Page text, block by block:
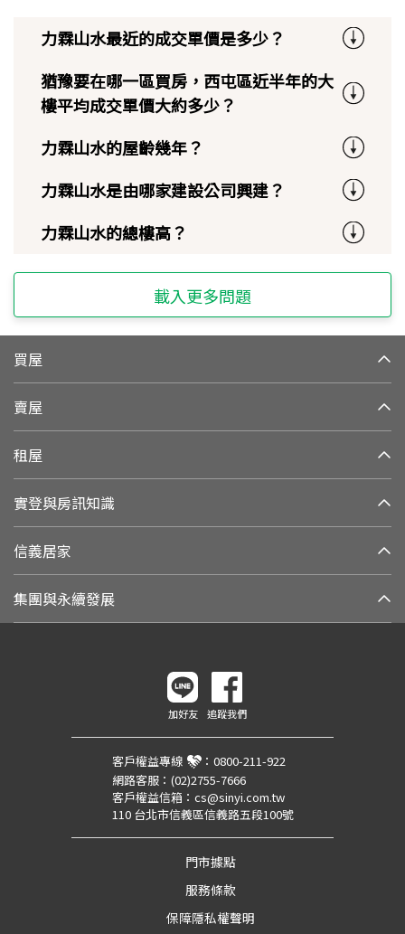
力霖山水最近的成交單價是多少？
猶豫要在哪一區買房，西屯區近半年的大
樓平均成交單價大約多少？
力霖山水的屋齡幾年？
力霖山水是由哪家建設公司興建？
力霖山水的總樓高？
載入更多問題
買屋
賣屋
租屋
實登與房訊知識
信義居家
集團與永續發展
加好友 追蹤我們
客戶權益專線 ： 0800-211-922
網路客服： (02)2755-7666
客戶權益信箱： cs@sinyi.com.tw
110 台北市信義區信義路五段100號
門市據點
服務條款
保障隱私權聲明